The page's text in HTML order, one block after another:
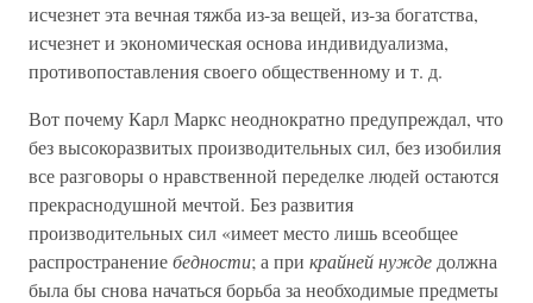
исчезнет эта вечная тяжба из-за вещей, из-за богатства,
исчезнет и экономическая основа индивидуализма,
противопоставления своего общественному и т. д.
Вот почему Карл Маркс неоднократно предупреждал, что
без высокоразвитых производительных сил, без изобилия
все разговоры о нравственной переделке людей остаются
прекраснодушной мечтой. Без развития
производительных сил «имеет место лишь всеобщее
распространениебедности; а при крайней нужде должна
была бы снова начаться борьба за необходимые предметы